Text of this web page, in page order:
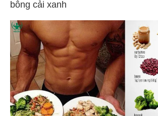
bông cải xanh